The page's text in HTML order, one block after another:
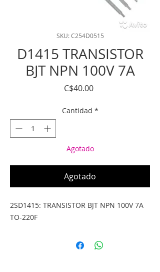
SKU: C254D0515
D1415 TRANSISTOR
BJT NPN 100V 7A
C$40.00Precio
Cantidad *
Agotado
Agotado
2SD1415: TRANSISTOR BJT NPN 100V 7A
TO-220F